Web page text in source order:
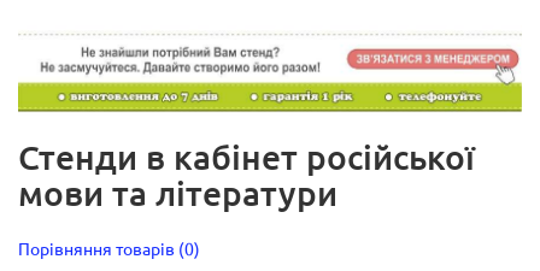
Стенди в кабінет російської
мови та літератури
Порівняння товарів (0)